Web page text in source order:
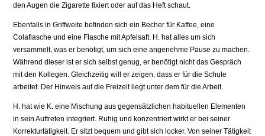
den Augen die Zigarette fixiert oder auf das Heft schaut.
Ebenfalls in Griffweite befinden sich ein Becher für Kaffee, eine
Colaflasche und eine Flasche mit Apfelsaft. H. hat alles um sich
versammelt, was er benötigt, um sich eine angenehme Pause zu machen.
Während dieser ist er sich selbst genug, er benötigt nicht das Gespräch
mit den Kollegen. Gleichzeitig will er zeigen, dass er für die Schule
arbeitet. Der Hinweis auf die Freizeit liegt unter dem für die Arbeit.
H. hat wie K. eine Mischung aus gegensätzlichen habituellen Elementen
in sein Auftreten integriert. Ruhig und konzentriert wirkt er bei seiner
Korrekturtätigkeit. Er sitzt bequem und gibt sich locker. Von seiner Tätigkeit